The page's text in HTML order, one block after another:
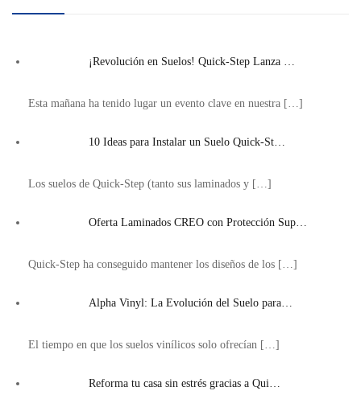
¡Revolución en Suelos! Quick-Step Lanza …
Esta mañana ha tenido lugar un evento clave en nuestra […]
10 Ideas para Instalar un Suelo Quick-St…
Los suelos de Quick-Step (tanto sus laminados y […]
Oferta Laminados CREO con Protección Sup…
Quick-Step ha conseguido mantener los diseños de los […]
Alpha Vinyl: La Evolución del Suelo para…
El tiempo en que los suelos vinílicos solo ofrecían […]
Reforma tu casa sin estrés gracias a Qui…